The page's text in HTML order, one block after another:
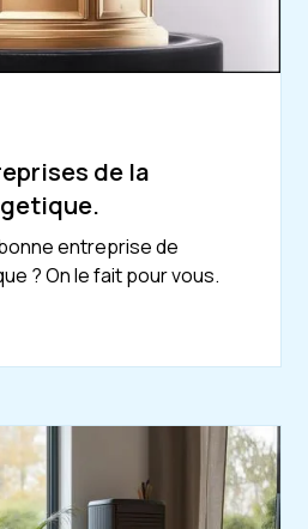
de la
entreprise de
? On le fait pour vous.